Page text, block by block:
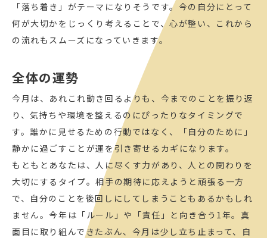
「落ち着き」がテーマになりそうです。今の自分にとって
何が大切かをじっくり考えることで、心が整い、これから
の流れもスムーズになっていきます。
全体の運勢
今月は、あれこれ動き回るよりも、今までのことを振り返
り、気持ちや環境を整えるのにぴったりなタイミングで
す。誰かに見せるための行動ではなく、「自分のために」
静かに過ごすことが運を引き寄せるカギになります。
もともとあなたは、人に尽くす力があり、人との関わりを
大切にするタイプ。相手の期待に応えようと頑張る一方
で、自分のことを後回しにしてしまうこともあるかもしれ
ません。今年は「ルール」や「責任」と向き合う1年。真
面目に取り組んできたぶん、今月は少し立ち止まって、自